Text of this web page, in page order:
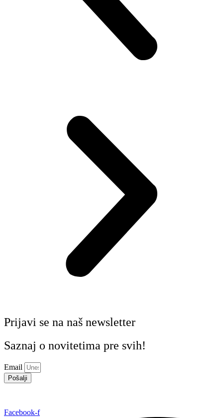
Prijavi se na naš newsletter
Saznaj o novitetima pre svih!
Email
Pošalji
Facebook-f